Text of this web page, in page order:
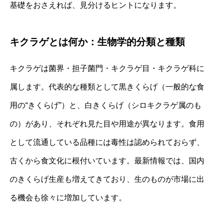
基礎をおさえれば、見分けるヒントになります。
キクラゲとは何か：生物学的分類と種類
キクラゲは菌界・担子菌門・キクラゲ目・キクラゲ科に
属します。代表的な種類として黒きくらげ（一般的な食
用の“きくらげ”）と、白きくらげ（シロキクラゲ属のも
の）があり、それぞれ見た目や用途が異なります。食用
として流通している品種には毒性は認められておらず、
古くから食文化に根付いています。最新情報では、国内
のきくらげ生産も増えてきており、生のものが市場に出
る機会も徐々に増加しています。